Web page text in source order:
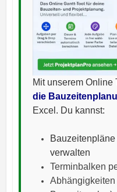
Mit unserem Online
die
Excel. Du kannst:
Bauzeitenpläne
verwalten
Terminbalken